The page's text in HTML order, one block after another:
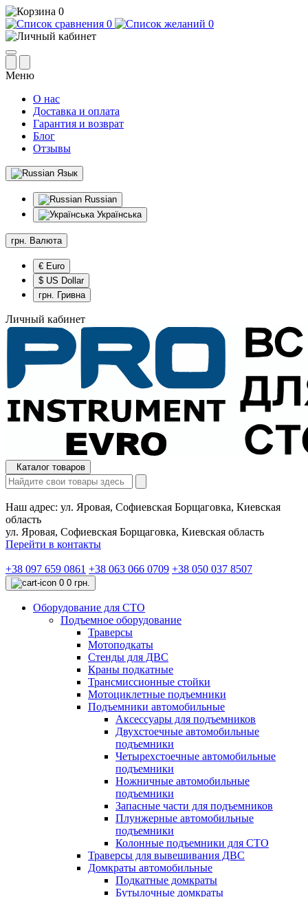
0
0
0
Меню
О нас
Доставка и оплата
Гарантия и возврат
Блог
Отзывы
Язык
Russian
Українська
грн. Валюта
€ Euro
$ US Dollar
грн. Гривна
Личный кабинет
Каталог товаров
Наш адрес: ул. Яровая, Софиевская Борщаговка, Киевская
область
ул. Яровая, Софиевская Борщаговка, Киевская область
Перейти в контакты
+38 097 659 0861 +38 063 066 0709 +38 050 037 8507
0 0 грн.
Оборудование для СТО
Подъемное оборудование
Траверсы
Мотоподкаты
Стенды для ДВС
Краны подкатные
Трансмиссионные стойки
Мотоциклетные подъемники
Подъемники автомобильные
Аксессуары для подъемников
Двухстоечные автомобильные
подъемники
Четырехстоечные автомобильные
подъемники
Ножничные автомобильные
подъемники
Запасные части для подъемников
Плунжерные автомобильные
подъемники
Колонные подъемники для СТО
Траверсы для вывешивания ДВС
Домкраты автомобильные
Подкатные домкраты
Бутылочные домкраты